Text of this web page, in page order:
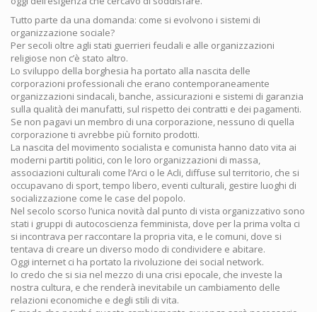
Tutto parte da una domanda: come si evolvono i sistemi di
organizzazione sociale?
Per secoli oltre agli stati guerrieri feudali e alle organizzazioni
religiose non c’è stato altro.
Lo sviluppo della borghesia ha portato alla nascita delle
corporazioni professionali che erano contemporaneamente
organizzazioni sindacali, banche, assicurazioni e sistemi di garanzia
sulla qualità dei manufatti, sul rispetto dei contratti e dei pagamenti.
Se non pagavi un membro di una corporazione, nessuno di quella
corporazione ti avrebbe più fornito prodotti.
La nascita del movimento socialista e comunista hanno dato vita ai
moderni partiti politici, con le loro organizzazioni di massa,
associazioni culturali come l’Arci o le Acli, diffuse sul territorio, che si
occupavano di sport, tempo libero, eventi culturali, gestire luoghi di
socializzazione come le case del popolo.
Nel secolo scorso l’unica novità dal punto di vista organizzativo sono
stati i gruppi di autocoscienza femminista, dove per la prima volta ci
si incontrava per raccontare la propria vita, e le comuni, dove si
tentava di creare un diverso modo di condividere e abitare.
Oggi internet ci ha portato la rivoluzione dei social network.
Io credo che si sia nel mezzo di una crisi epocale, che investe la
nostra cultura, e che renderà inevitabile un cambiamento delle
relazioni economiche e degli stili di vita.